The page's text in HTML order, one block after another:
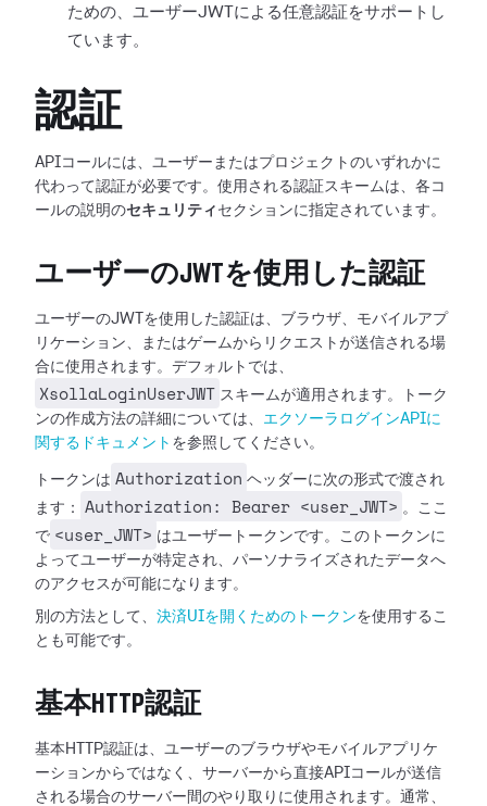
ための、ユーザーJWTによる任意認証をサポートし
ています。
認証
APIコールには、ユーザーまたはプロジェクトのいずれかに
代わって認証が必要です。使用される認証スキームは、各コ
ールの説明のセキュリティ セクションに指定されています。
ユーザーのJWTを使用した認証
ユーザーのJWTを使用した認証は、ブラウザ、モバイルアプ
リケーション、またはゲームからリクエストが送信される場
合に使用されます。デフォルトでは、
XsollaLoginUserJWT スキームが適用されます。トーク
ンの作成方法の詳細については、 エクソーラログインAPIに
関するドキュメント を参照してください。
トークンは Authorization ヘッダーに次の形式で渡され
ます：
Authorization: Bearer <user_JWT> 。ここ
で <user_JWT> はユーザートークンです。このトークンに
よってユーザーが特定され、パーソナライズされたデータへ
のアクセスが可能になります。
別の方法として、 決済UIを開くためのトークンを使用するこ
とも可能です。
基本HTTP認証
基本HTTP認証は、ユーザーのブラウザやモバイルアプリケ
ーションからではなく、サーバーから直接APIコールが送信
される場合のサーバー間のやり取りに使用されます。通常、